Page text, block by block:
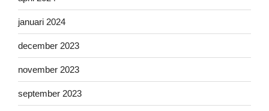
januari 2024
december 2023
november 2023
september 2023